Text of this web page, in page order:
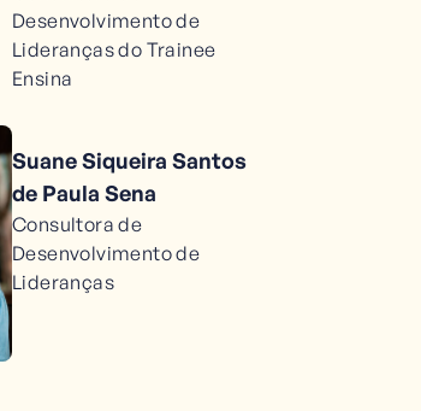
Desenvolvimento de
Lideranças do Trainee
Ensina
Suane Siqueira Santos
de Paula Sena
Consultora de
Desenvolvimento de
Lideranças